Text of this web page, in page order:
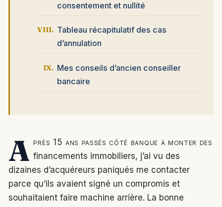
consentement et nullité
Tableau récapitulatif des cas
d’annulation
Mes conseils d’ancien conseiller
bancaire
A près 15 ans passés côté banque à monter des
financements immobiliers, j’ai vu des
dizaines d’acquéreurs paniqués me contacter
parce qu’ils avaient signé un compromis et
souhaitaient faire machine arrière. La bonne